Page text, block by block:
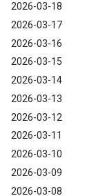
2026-03-18
2026-03-17
2026-03-16
2026-03-15
2026-03-14
2026-03-13
2026-03-12
2026-03-11
2026-03-10
2026-03-09
2026-03-08